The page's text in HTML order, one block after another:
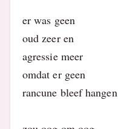
er was geen
oud zeer en
agressie meer
omdat er geen
rancune bleef hangen